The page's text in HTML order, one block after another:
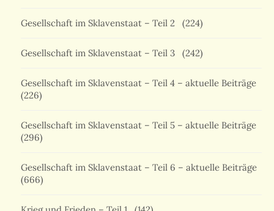
Gesellschaft im Sklavenstaat – Teil 2 (224)
Gesellschaft im Sklavenstaat – Teil 3 (242)
Gesellschaft im Sklavenstaat – Teil 4 – aktuelle Beiträge
(226)
Gesellschaft im Sklavenstaat – Teil 5 – aktuelle Beiträge
(296)
Gesellschaft im Sklavenstaat – Teil 6 – aktuelle Beiträge
(666)